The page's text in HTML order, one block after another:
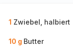
1 Zwiebel, halbiert
10 g Butter